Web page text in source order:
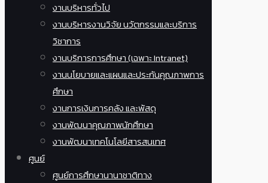
งานบริหารทั่วไป
งานบริหารงานวิจัย นวัตกรรมและบริการ
วิชาการ
งานบริการการศึกษา (เฉพาะ Intranet)
งานนโยบายและแผนและประกันคุณภาพการ
ศึกษา
งานการเงินการคลัง และพัสดุ
งานพัฒนาคุณภาพนักศึกษา
งานพัฒนาเทคโนโลยีสารสนเทศ
ศูนย์
ศูนย์การศึกษานานาชาติทาง